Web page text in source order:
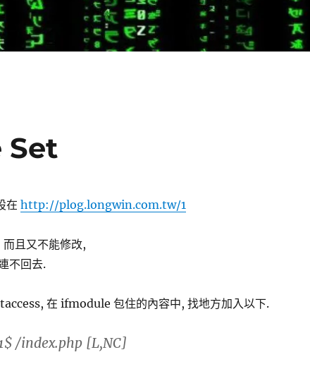
Set
在 http://plog.longwin.com.tw/1
且又不能修改,
不回去.
在 ifmodule 包住的內容中, 找地方加入以下.
/index.php [L,NC]